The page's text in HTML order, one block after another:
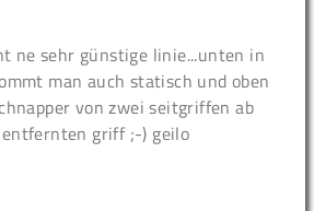
ne sehr günstige linie...unten in
man auch statisch und oben
von zwei seitgriffen ab
griff ;-) geilo